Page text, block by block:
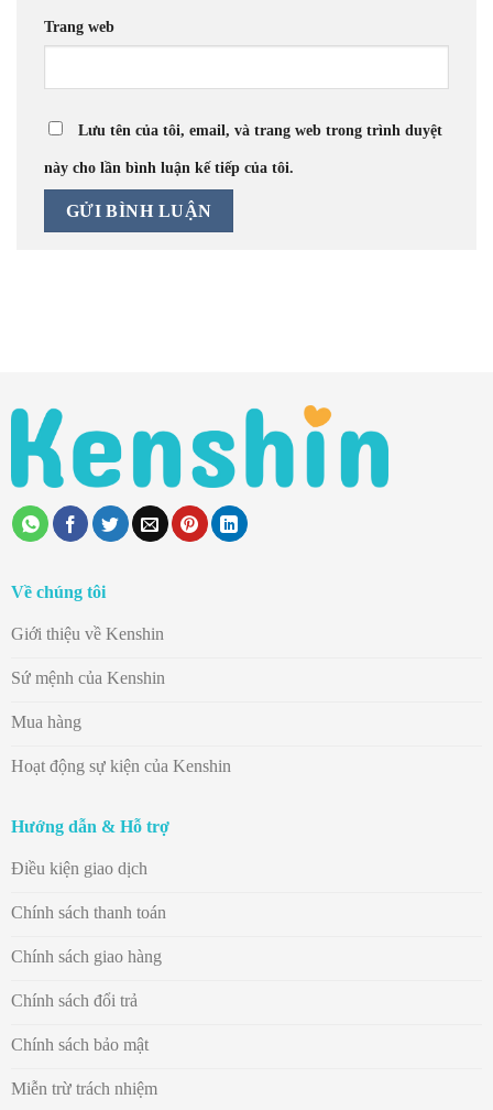
Trang web
Lưu tên của tôi, email, và trang web trong trình duyệt
này cho lần bình luận kế tiếp của tôi.
Về chúng tôi
Giới thiệu về Kenshin
Sứ mệnh của Kenshin
Mua hàng
Hoạt động sự kiện của Kenshin
Hướng dẫn & Hỗ trợ
Điều kiện giao dịch
Chính sách thanh toán
Chính sách giao hàng
Chính sách đổi trả
Chính sách bảo mật
Miễn trừ trách nhiệm